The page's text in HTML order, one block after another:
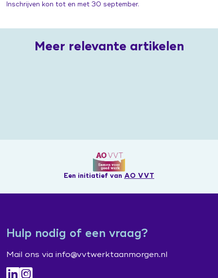
Inschrijven kon tot en met 30 september.
Meer relevante artikelen
Een initiatief van AO VVT
Hulp nodig of een vraag?
Mail ons via info@vvtwerktaanmorgen.nl